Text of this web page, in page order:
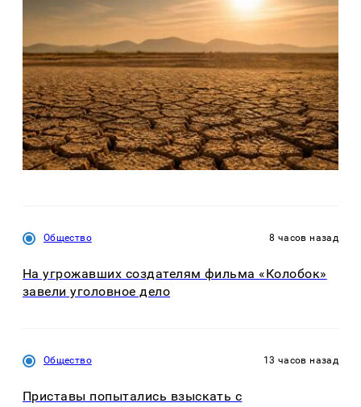
Общество 8 часов назад
На угрожавших создателям фильма «Колобок»
завели уголовное дело
Общество 13 часов назад
Приставы попытались взыскать с